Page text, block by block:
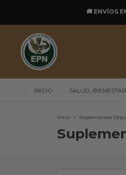
🚚 ENVÍOS
INICIO SALUD,
Inicio > Suplementos